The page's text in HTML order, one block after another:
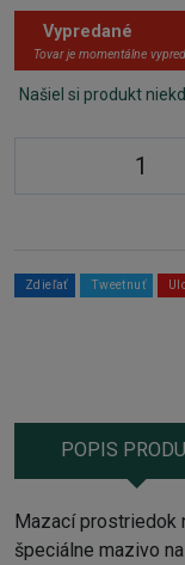
Vypredané
Tovar je momentálne
Našiel si produkt
Zdieľať Tweetnuť
POPIS
Mazací prostriedok
špeciálne mazivo